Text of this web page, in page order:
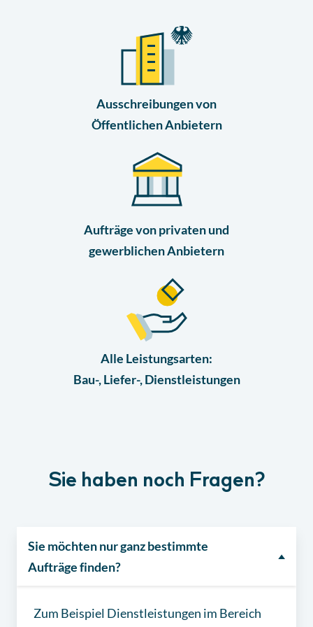
Lektion 3
EU-Ausschreibungen
Quiz
Lektion 5
► 3:18 Min
Lektion 6
Abgabe von Angeboten
Lektion
Lektion 7
Finales Quiz
Ausschreibungen von
Öffentlichen Anbietern
Aufträge von privaten und
gewerblichen Anbietern
Alle Leistungsarten:
Bau-, Liefer-, Dienstleistungen
Sie haben noch Fragen?
Sie möchten nur ganz bestimmte
Aufträge finden?
Zum Beispiel Dienstleistungen im Bereich